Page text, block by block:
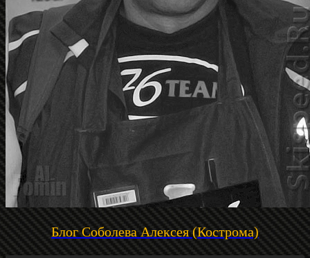
Блог Соболева Алексея (Кострома)